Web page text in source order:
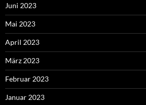
Juni 2023
Mai 2023
April 2023
März 2023
Februar 2023
Januar 2023